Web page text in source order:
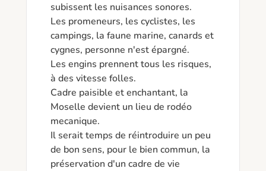
subissent les nuisances sonores.
Les promeneurs, les cyclistes, les
campings, la faune marine, canards et
cygnes, personne n'est épargné.
Les engins prennent tous les risques,
à des vitesse folles.
Cadre paisible et enchantant, la
Moselle devient un lieu de rodéo
mecanique.
Il serait temps de réintroduire un peu
de bon sens, pour le bien commun, la
préservation d'un cadre de vie